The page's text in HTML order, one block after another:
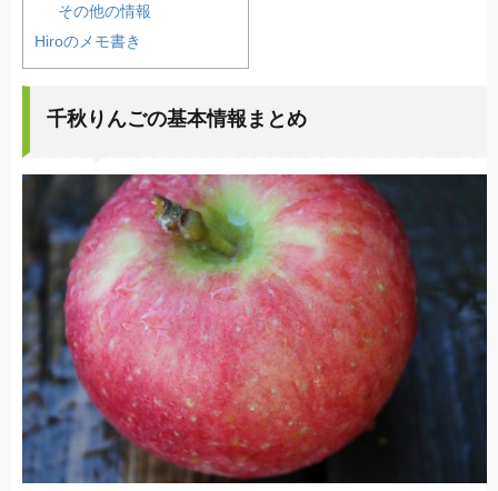
その他の情報
Hiroのメモ書き
千秋りんごの基本情報まとめ